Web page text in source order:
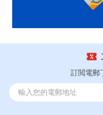
訂閲電郵